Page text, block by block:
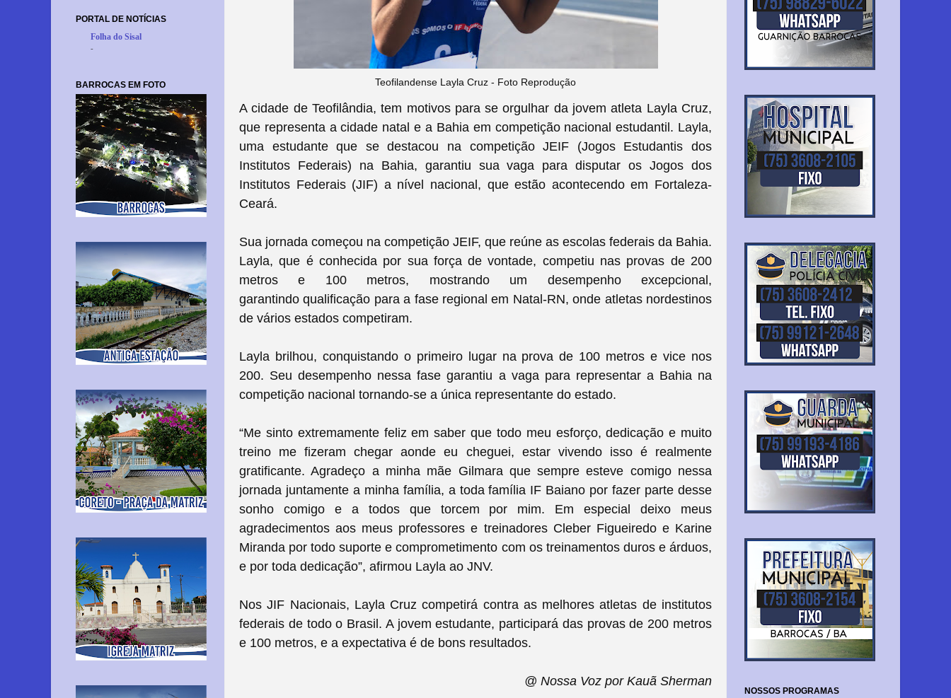
Teofilandense Layla Cruz - Foto Reprodução
A cidade de Teofilândia, tem motivos para se orgulhar da jovem atleta Layla Cruz,
que representa a cidade natal e a Bahia em competição nacional estudantil. Layla,
uma estudante que se destacou na competição JEIF (Jogos Estudantis dos
Institutos Federais) na Bahia, garantiu sua vaga para disputar os Jogos dos
Institutos Federais (JIF) a nível nacional, que estão acontecendo em Fortaleza-
Ceará.
Sua jornada começou na competição JEIF, que reúne as escolas federais da Bahia.
Layla, que é conhecida por sua força de vontade, competiu nas provas de 200
metros e 100 metros, mostrando um desempenho excepcional,
garantindo qualificação para a fase regional em Natal-RN, onde atletas nordestinos
de vários estados competiram.
Layla brilhou, conquistando o primeiro lugar na prova de 100 metros e vice nos
200. Seu desempenho nessa fase garantiu a vaga para representar a Bahia na
competição nacional tornando-se a única representante do estado.
“Me sinto extremamente feliz em saber que todo meu esforço, dedicação e muito
treino me fizeram chegar aonde eu cheguei, estar vivendo isso é realmente
gratificante. Agradeço a minha mãe Gilmara que sempre esteve comigo nessa
jornada juntamente a minha família, a toda família IF Baiano por fazer parte desse
sonho comigo e a todos que torcem por mim. Em especial deixo meus
agradecimentos aos meus professores e treinadores Cleber Figueiredo e Karine
Miranda por todo suporte e comprometimento com os treinamentos duros e árduos,
e por toda dedicação”, afirmou Layla ao JNV.
Nos JIF Nacionais, Layla Cruz competirá contra as melhores atletas de institutos
federais de todo o Brasil. A jovem estudante, participará das provas de 200 metros
e 100 metros, e a expectativa é de bons resultados.
@ Nossa Voz por Kauã Sherman
PORTAL DE NOTÍCIAS
Folha do Sisal
-
BARROCAS EM FOTO
NOSSOS PROGRAMAS